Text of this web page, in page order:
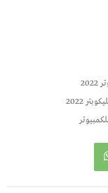
2022